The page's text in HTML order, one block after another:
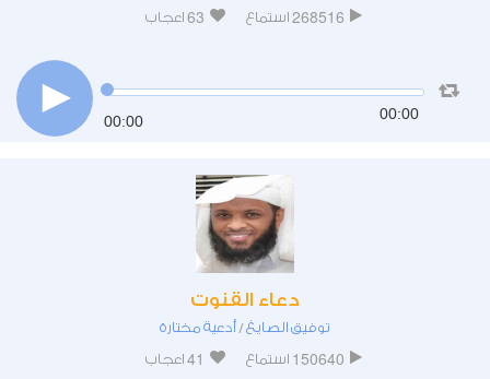
268516 استماع 63 اعجاب
00:00 00:00
دعاء القنوت
توفيق الصايغ/أدعية مختارة
150640 استماع 41 اعجاب